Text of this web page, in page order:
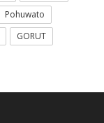
Pohuwato
GORUT